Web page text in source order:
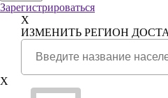
Зарегистрироваться
X
ИЗМЕНИТЬ РЕГИОН
X